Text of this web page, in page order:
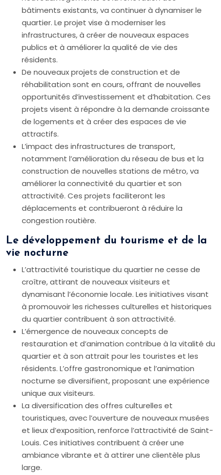
bâtiments existants, va continuer à dynamiser le
quartier. Le projet vise à moderniser les
infrastructures, à créer de nouveaux espaces
publics et à améliorer la qualité de vie des
résidents.
De nouveaux projets de construction et de
réhabilitation sont en cours, offrant de nouvelles
opportunités d’investissement et d’habitation. Ces
projets visent à répondre à la demande croissante
de logements et à créer des espaces de vie
attractifs.
L’impact des infrastructures de transport,
notamment l’amélioration du réseau de bus et la
construction de nouvelles stations de métro, va
améliorer la connectivité du quartier et son
attractivité. Ces projets faciliteront les
déplacements et contribueront à réduire la
congestion routière.
Le développement du tourisme et de la
vie nocturne
L’attractivité touristique du quartier ne cesse de
croître, attirant de nouveaux visiteurs et
dynamisant l’économie locale. Les initiatives visant
à promouvoir les richesses culturelles et historiques
du quartier contribuent à son attractivité.
L’émergence de nouveaux concepts de
restauration et d’animation contribue à la vitalité du
quartier et à son attrait pour les touristes et les
résidents. L’offre gastronomique et l’animation
nocturne se diversifient, proposant une expérience
unique aux visiteurs.
La diversification des offres culturelles et
touristiques, avec l’ouverture de nouveaux musées
et lieux d’exposition, renforce l’attractivité de Saint-
Louis. Ces initiatives contribuent à créer une
ambiance vibrante et à attirer une clientèle plus
large.